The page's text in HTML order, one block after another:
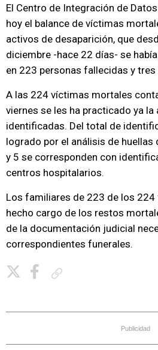
El Centro de Integración de
hoy el balance de víctimas
activos de desaparición, que
diciembre -hace 22 días- se
en 223 personas fallecidas y
A las 224 víctimas mortales
viernes se les ha practicado ya la
identificadas. Del total de
logrado por el análisis de huellas
y 5 se corresponden con
centros hospitalarios.
Los familiares de 223 de los 224
hecho cargo de los restos
de la documentación judicial
correspondientes funerales.
Publicidad